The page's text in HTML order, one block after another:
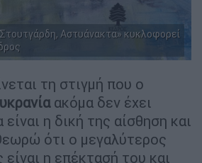
Αστυάνακτα» κυκλοφορεί
τη στιγμή που ο
ακόμα δεν έχει
η δική της αίσθηση και
ότι ο μεγαλύτερος
η επέκτασή του και